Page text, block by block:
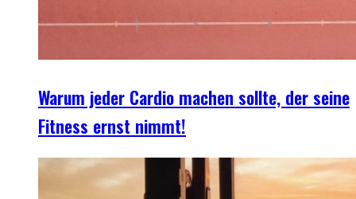
Warum jeder Cardio machen sollte, der seine
Fitness ernst nimmt!